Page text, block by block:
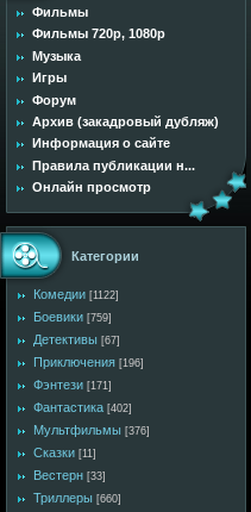
Фильмы
Фильмы 720p, 1080p
Музыка
Игры
Форум
Архив (закадровый дубляж)
Информация о сайте
Правила публикации н...
Онлайн просмотр
Категории
Комедии [1122]
Боевики [759]
Детективы [67]
Приключения [196]
Фэнтези [171]
Фантастика [402]
Мультфильмы [376]
Сказки [11]
Вестерн [33]
Триллеры [660]